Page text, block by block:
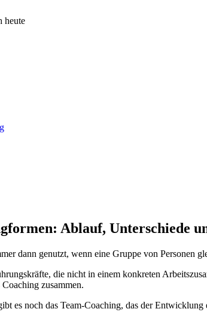
heute
Ablauf, Unterschiede
dann genutzt, wenn eine Gruppe von Personen
die nicht in einem konkreten
zusammen.
es noch das Team-Coaching, das der